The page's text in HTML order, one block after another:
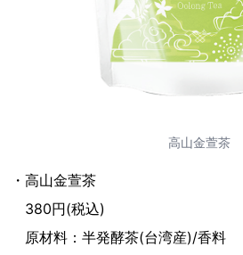
高山金萱茶
・高山金萱茶
380円(税込)
原材料：半発酵茶(台湾産)/香料